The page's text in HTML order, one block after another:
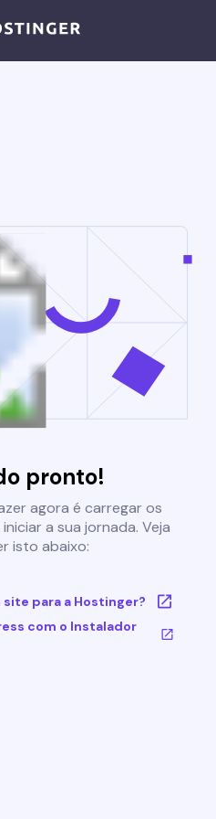
pronto!
agora é carregar os
a sua jornada. Veja
isto abaixo:
para a Hostinger?
com o Instalador